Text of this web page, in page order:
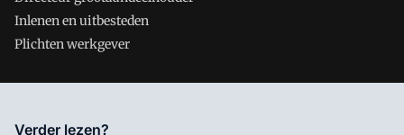
Inlenen en uitbesteden
Plichten werkgever
Salarisnet is onderdeel van VMN media. Lees in
Verder lezen?